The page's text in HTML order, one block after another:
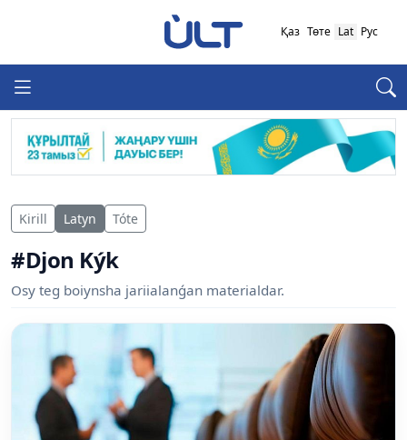
Қаз Төте Lat Рус
Kirill Latyn Tóte
#Djon Kýk
Osy teg boiynsha jariialanǵan materialdar.